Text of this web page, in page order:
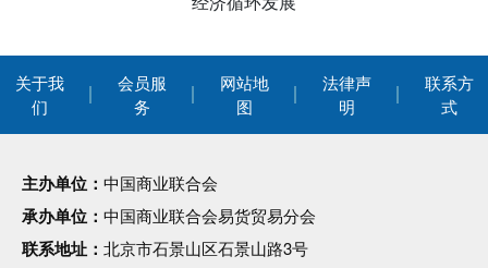
关于我
们
会员服
务
网站地
图
法律声
明
联系方
式
主办单位： 中国商业联合会
承办单位： 中国商业联合会易货贸易分会
联系地址： 北京市石景山区石景山路3号